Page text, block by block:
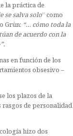
la práctica de
se salva solo” como
Grün: “… cómo toda la
de acuerdo con la
”.
en función de los
obsesivo –
los plazos de la
rasgos de personalidad
hizo dos